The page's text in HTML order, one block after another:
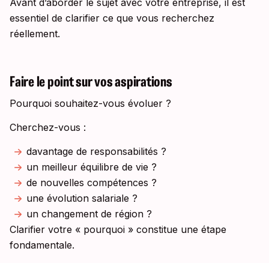
Avant d’aborder le sujet avec votre entreprise, il est
essentiel de clarifier ce que vous recherchez
réellement.
Faire le point sur vos aspirations
Pourquoi souhaitez-vous évoluer ?
Cherchez-vous :
davantage de responsabilités ?
un meilleur équilibre de vie ?
de nouvelles compétences ?
une évolution salariale ?
un changement de région ?
Clarifier votre « pourquoi » constitue une étape
fondamentale.